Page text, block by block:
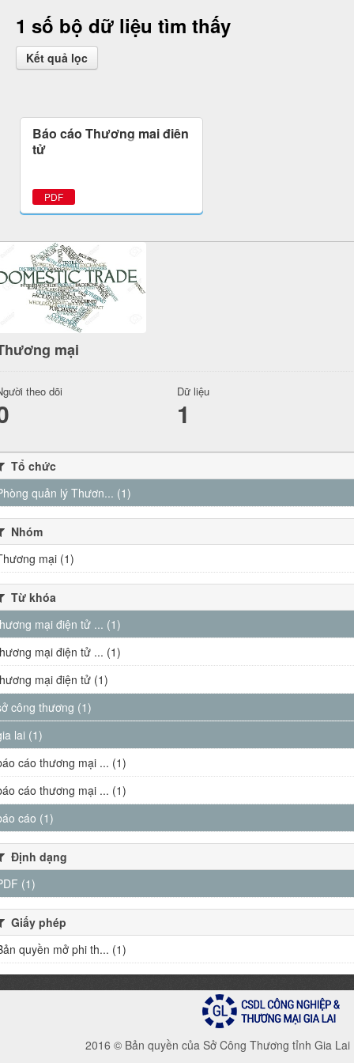
1 số bộ dữ liệu tìm thấy
Kết quả lọc
Báo cáo Thương mại điện
tử
PDF
mại
theo dõi Dữ liệu
1
Tổ chức
quản lý Thươn... (1)
Nhóm
mại (1)
Từ khóa
mại điện tử ... (1)
mại điện tử ... (1)
mại điện tử (1)
công thương (1)
lai (1)
cáo thương mại ... (1)
cáo thương mại ... (1)
cáo (1)
Định dạng
(1)
Giấy phép
quyền mở phi th... (1)
2016 © Bản quyền của Sở Công Thương tỉnh Gia Lai